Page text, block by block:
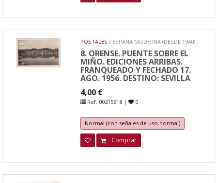
POSTALES / ESPAÑA MODERNA (DESDE 1940)
8. ORENSE. PUENTE SOBRE EL
MIÑO. EDICIONES ARRIBAS.
FRANQUEADO Y FECHADO 17.
AGO. 1956. DESTINO: SEVILLA
4,00 €
Ref. 00215618 | 0
Normal (con señales de uso normal)
Comprar